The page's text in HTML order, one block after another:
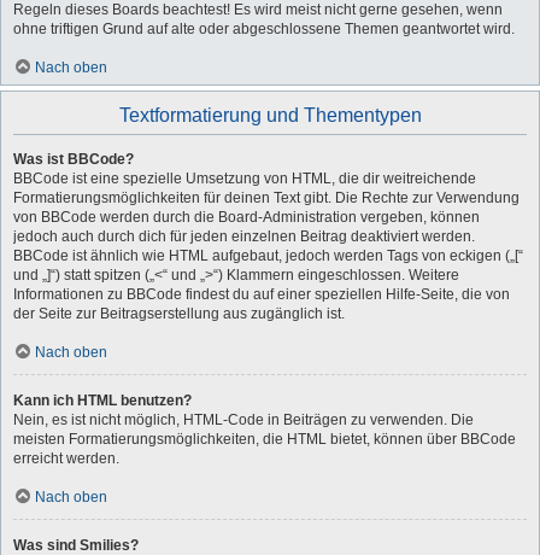
Regeln dieses Boards beachtest! Es wird meist nicht gerne gesehen, wenn
ohne triftigen Grund auf alte oder abgeschlossene Themen geantwortet wird.
Nach oben
Textformatierung und Thementypen
Was ist BBCode?
BBCode ist eine spezielle Umsetzung von HTML, die dir weitreichende
Formatierungsmöglichkeiten für deinen Text gibt. Die Rechte zur Verwendung
von BBCode werden durch die Board-Administration vergeben, können
jedoch auch durch dich für jeden einzelnen Beitrag deaktiviert werden.
BBCode ist ähnlich wie HTML aufgebaut, jedoch werden Tags von eckigen („[“
und „]“) statt spitzen („<“ und „>“) Klammern eingeschlossen. Weitere
Informationen zu BBCode findest du auf einer speziellen Hilfe-Seite, die von
der Seite zur Beitragserstellung aus zugänglich ist.
Nach oben
Kann ich HTML benutzen?
Nein, es ist nicht möglich, HTML-Code in Beiträgen zu verwenden. Die
meisten Formatierungsmöglichkeiten, die HTML bietet, können über BBCode
erreicht werden.
Nach oben
Was sind Smilies?